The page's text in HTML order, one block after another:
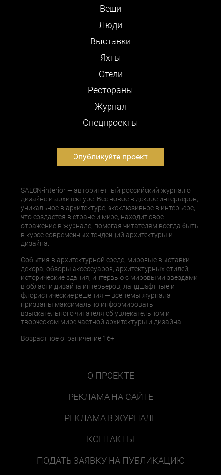
Вещи
Люди
Выставки
Яхты
Отели
Рестораны
Журнал
Cпецпроекты
Опубликуйте проект
SALON-interior — авторитетный российский журнал о
дизайне и архитектуре. Все новое в декоре интерьеров,
уникальное в архитектуре, эксклюзивное в интерьере,
что создается в стране и мире, находит свое
отражение в журнале, помогая читателям всегда быть
в курсе современных тенденций архитектуры и
дизайна.
События в архитектурной среде, мировые выставки
декора, обзоры аксессуаров, архитектурных стилей,
исторические здания, интервью с мировыми звездами
в области дизайна интерьеров, ландшафтные и
флористические решения — все темы журнала
призваны максимально информировать
взыскательного читателя об увлекательном и
творческом мире частной архитектуры и дизайна.
Возрастное ограничение 16+
О ПРОЕКТЕ
РЕКЛАМА НА САЙТЕ
РЕКЛАМА В ЖУРНАЛЕ
КОНТАКТЫ
ПОДАТЬ ЗАЯВКУ НА ПУБЛИКАЦИЮ